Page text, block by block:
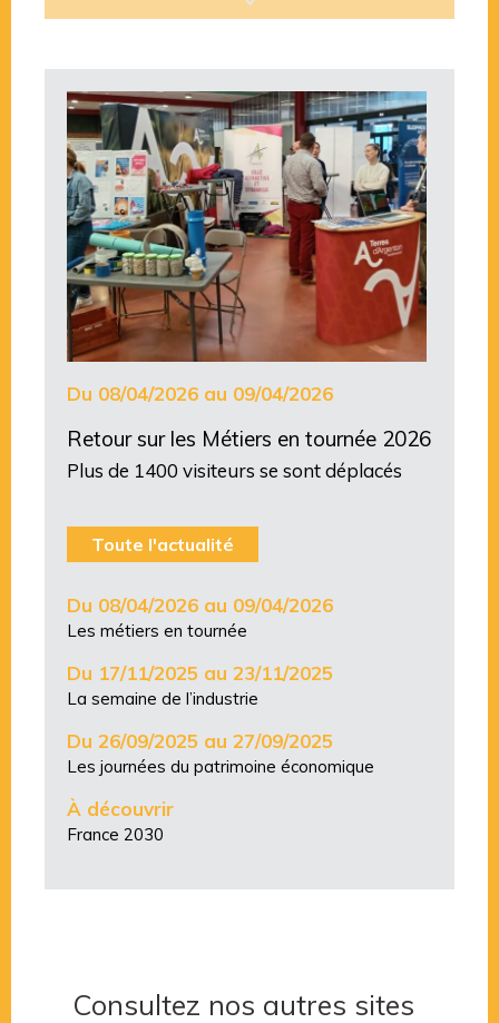
Du 08/04/2026 au 09/04/2026
Retour sur les Métiers en tournée 2026
Plus de 1400 visiteurs se sont déplacés
Toute l'actualité
Du 08/04/2026 au 09/04/2026
Les métiers en tournée
Du 17/11/2025 au 23/11/2025
La semaine de l’industrie
Du 26/09/2025 au 27/09/2025
Les journées du patrimoine économique
À découvrir
France 2030
Consultez nos autres sites